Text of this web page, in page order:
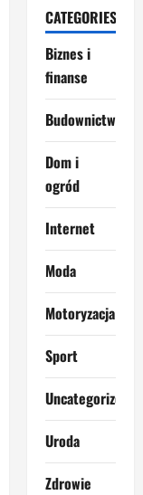
CATEGORIES
Biznes i
finanse
Budownictwo
Dom i
ogród
Internet
Moda
Motoryzacja
Sport
Uncategorized
Uroda
Zdrowie